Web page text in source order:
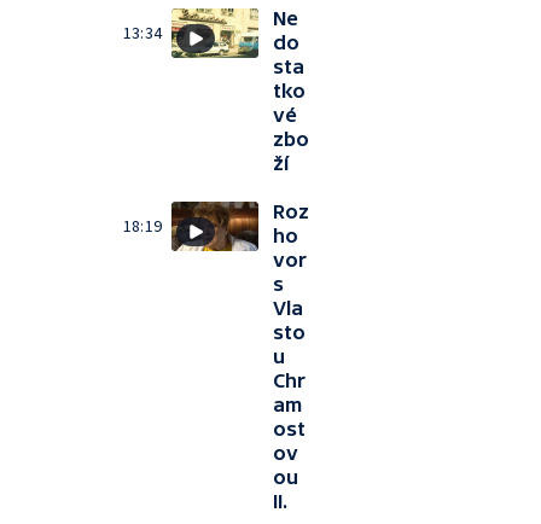
13:34
Ne
do
sta
tko
vé
zbo
ží
18:19
Roz
ho
vor
s
Vla
sto
u
Chr
am
ost
ov
ou
II.